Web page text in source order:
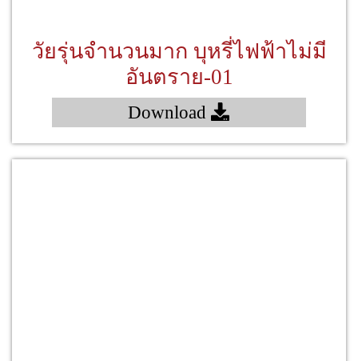
วัยรุ่นจำนวนมาก บุหรี่ไฟฟ้าไม่มี
อันตราย-01
Download